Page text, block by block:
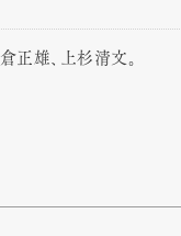
正雄、上杉清文。